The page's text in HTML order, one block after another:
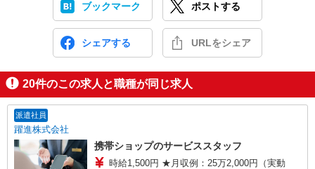
ブックマーク ポストする
シェアする URLをシェア
20件のこの求人と職種が同じ求人
派遣社員
躍進株式会社
携帯ショップのサービススタッフ
時給1,500円 ★月収例：25万2,000円（実動